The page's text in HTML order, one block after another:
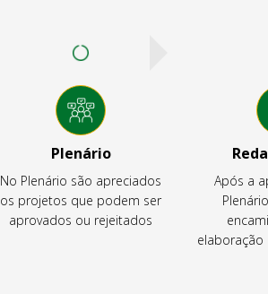
Plenário
No Plenário são apreciados
os projetos que podem ser
aprovados ou rejeitados
Após a
elaboração